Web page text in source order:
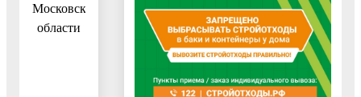
Московской
области